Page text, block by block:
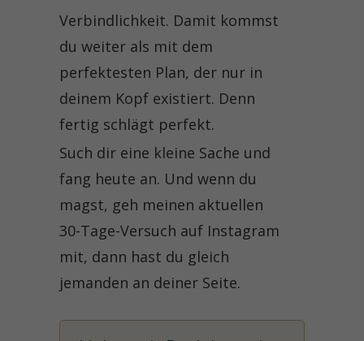
Verbindlichkeit. Damit kommst
du weiter als mit dem
perfektesten Plan, der nur in
deinem Kopf existiert. Denn
fertig schlägt perfekt.
Such dir eine kleine Sache und
fang heute an. Und wenn du
magst, geh meinen aktuellen
30-Tage-Versuch auf Instagram
mit, dann hast du gleich
jemanden an deiner Seite.